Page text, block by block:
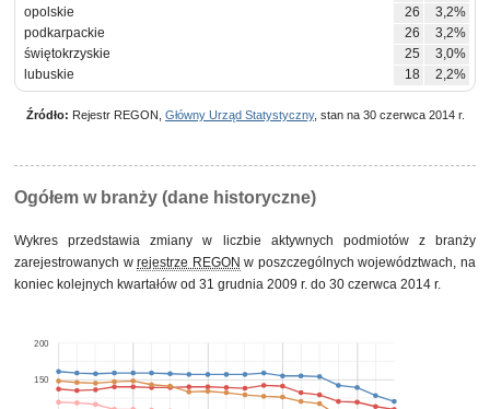
opolskie
26
3,2%
podkarpackie
26
3,2%
świętokrzyskie
25
3,0%
lubuskie
18 2,2%
Źródło: Rejestr REGON, Główny Urząd Statystyczny, stan na 30 czerwca 2014 r.
Ogółem w branży (dane historyczne)
Wykres przedstawia zmiany w liczbie aktywnych podmiotów z branży
zarejestrowanych wrejestrze REGON w poszczególnych województwach, na
koniec kolejnych kwartałów od 31 grudnia 2009 r. do 30 czerwca 2014 r.
150
200